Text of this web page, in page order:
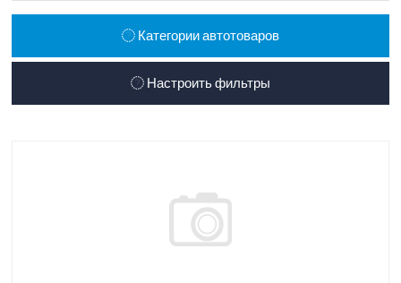
Категории автотоваров
Настроить фильтры